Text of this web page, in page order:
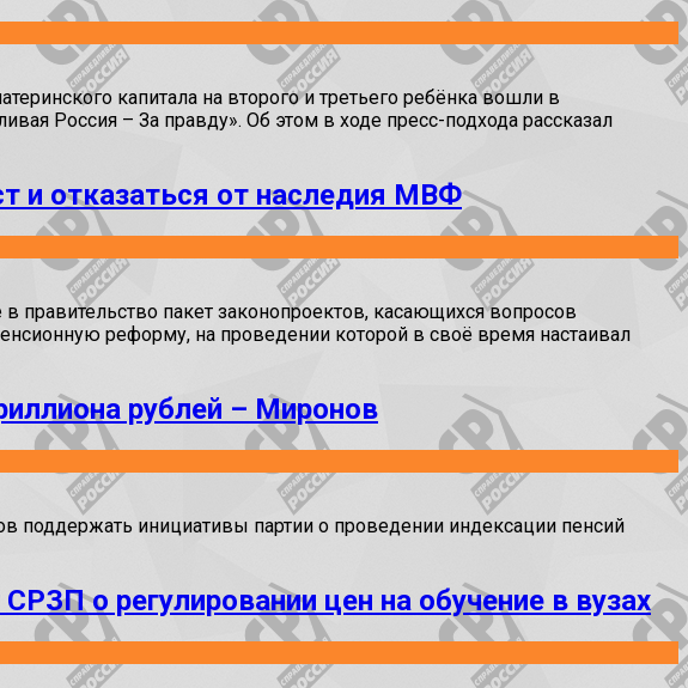
капитала на второго и третьего ребёнка вошли в
Россия – За правду». Об этом в ходе пресс-подхода рассказал
и отказаться от наследия МВФ
правительство пакет законопроектов, касающихся вопросов
реформу, на проведении которой в своё время настаивал
рублей – Миронов
поддержать инициативы партии о проведении индексации пенсий
о регулировании цен на обучение в вузах